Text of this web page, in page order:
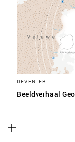
DEVENTER
Beeldverhaal